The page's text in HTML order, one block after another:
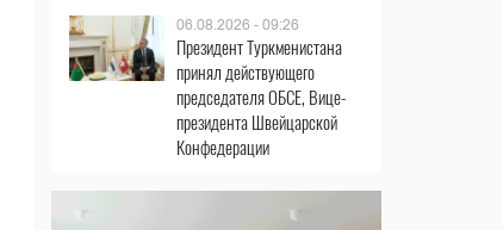
06.08.2026 - 09:26
Президент Туркменистана
принял действующего
председателя ОБСЕ, Вице-
президента Швейцарской
Конфедерации